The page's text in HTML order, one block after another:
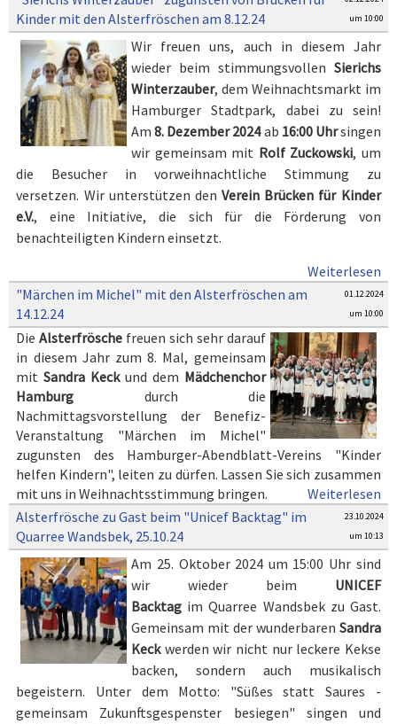
Kinder mit den Alsterfröschen am 8.12.24
um 10:00
Wir freuen uns, auch in diesem Jahr
wieder beim stimmungsvollen Sierichs
Winterzauber, dem Weihnachtsmarkt im
Hamburger Stadtpark, dabei zu sein!
Am8. Dezember 2024ab 16:00 Uhrsingen
wir gemeinsam mit Rolf Zuckowski, um
die Besucher in vorweihnachtliche Stimmung zu
versetzen. Wir unterstützen denVerein Brücken für Kinder
e.V., eine Initiative, die sich für die Förderung von
benachteiligten Kindern einsetzt.
Weiterlesen
"Märchen im Michel" mit den Alsterfröschen am
14.12.24
01.12.2024
um 10:00
DieAlsterfrösche freuen sich sehr darauf
in diesem Jahr zum 8. Mal, gemeinsam
mitSandra Keckund dem Mädchenchor
Hamburg durch die
Nachmittagsvorstellung der Benefiz-
Veranstaltung "Märchen im Michel"
zugunsten des Hamburger-Abendblatt-Vereins "Kinder
helfen Kindern", leiten zu dürfen. Lassen Sie sich zusammen
mit uns in Weihnachtsstimmung bringen.
Weiterlesen
Alsterfrösche zu Gast beim "Unicef Backtag" im
Quarree Wandsbek, 25.10.24
23.10.2024
um 10:13
Am 25. Oktober 2024 um 15:00 Uhr sind
wir wieder beim UNICEF
Backtag im Quarree Wandsbek zu Gast.
Gemeinsam mit der wunderbaren Sandra
Keckwerden wir nicht nur leckere Kekse
backen, sondern auch musikalisch
begeistern. Unter dem Motto: "Süßes statt Saures -
gemeinsam Zukunftsgespenster besiegen" singen und